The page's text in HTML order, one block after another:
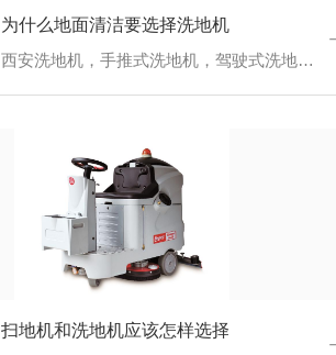
双刷驾驶式洗地机PSD-XJ660
为什么地面清洁要选择洗地机
西安洗地机，手推式洗地机，驾驶式洗地机成了各个场所地面清洁的..。
扫地机和洗地机应该怎样选择